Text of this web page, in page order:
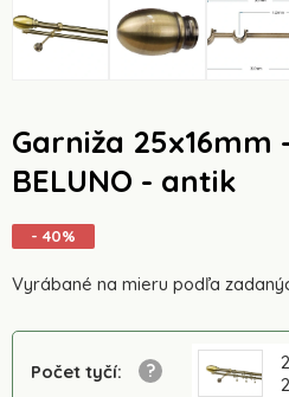
Garniža 25x16mm
BELUNO - antik
- 40%
Vyrábané na mieru podľa
Počet tyčí: